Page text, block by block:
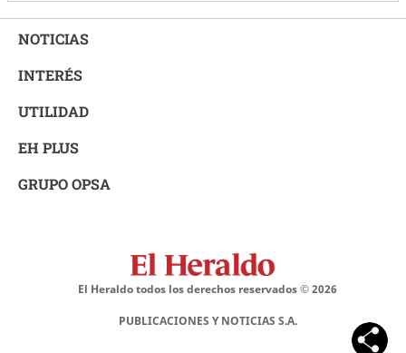
NOTICIAS
INTERÉS
UTILIDAD
EH PLUS
GRUPO OPSA
El Heraldo todos los derechos reservados ©2026
PUBLICACIONES Y NOTICIAS S.A.